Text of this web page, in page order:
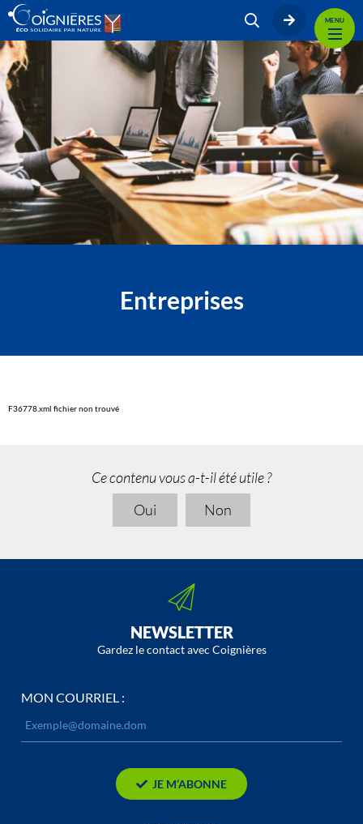
MENU
Entreprises
F36778.xml fichier non trouvé
Ce contenu vous a-t-il été utile ?
Oui
Non
NEWSLETTER
Gardez le contact avec Coignières
MON COURRIEL :
JE M’ABONNE